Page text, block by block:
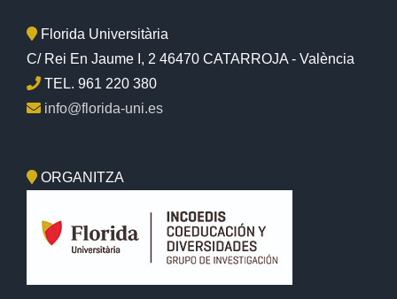
Florida Universitària
C/ Rei En Jaume I, 2 46470 CATARROJA - València
TEL. 961 220 380
info@florida-uni.es
ORGANITZA